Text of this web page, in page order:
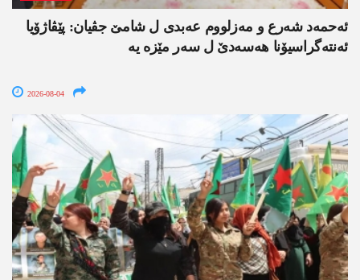
ئەحمەد شەرع و مەزلووم عەبدی ل شامێ جڤیان: پێڤاژۆیا
ئەنتەگراسیۆنا ھەسەدێ ل سەر مێزە یە
2026-08-04